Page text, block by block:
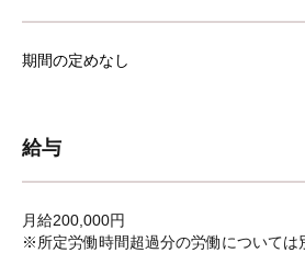
期間の定めなし
給与
月給200,000円
※所定労働時間超過分の労働については